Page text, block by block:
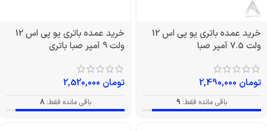
خرید عمده باتری یو پی اس 12
ولت 7.5 آمپر صبا
تومان
باقی مانده فقط: 9
خرید عمده باتری یو پی اس 12
ولت 9 آمپر صبا باتری
تومان
باقی مانده فقط: 8